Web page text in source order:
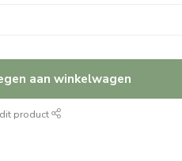
aan winkelwagen
product